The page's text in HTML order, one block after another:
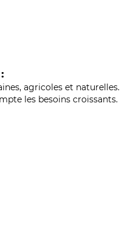
agricoles et naturelles.
les besoins croissants.